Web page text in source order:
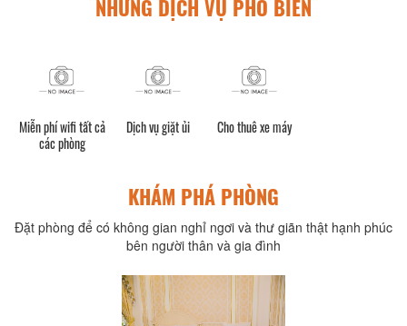
NHỮNG DỊCH VỤ PHỔ BIẾN
Miễn phí wifi tất cả
các phòng
Dịch vụ giặt ủi Cho thuê xe máy
KHÁM PHÁ PHÒNG
Đặt phòng để có không gian nghỉ ngơi và thư giãn thật hạnh phúc
bên người thân và gia đình